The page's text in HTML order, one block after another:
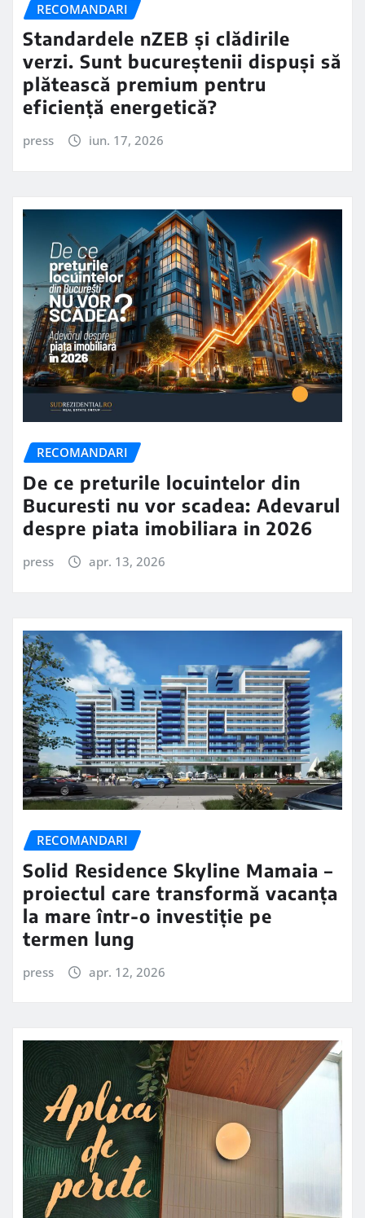
RECOMANDARI
Standardele nZEB și clădirile
verzi. Sunt bucureștenii dispuși să
plătească premium pentru
eficiență energetică?
press iun. 17, 2026
RECOMANDARI
De ce preturile locuintelor din
Bucuresti nu vor scadea: Adevarul
despre piata imobiliara in 2026
press apr. 13, 2026
RECOMANDARI
Solid Residence Skyline Mamaia –
proiectul care transformă vacanța
la mare într-o investiție pe
termen lung
press apr. 12, 2026